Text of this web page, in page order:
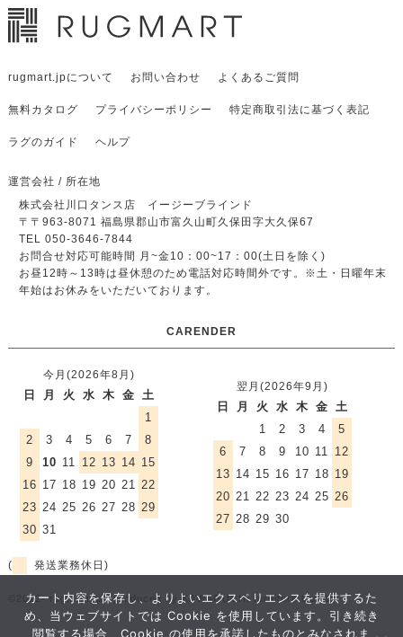
rugmart.jpについて お問い合わせ よくあるご質問
無料カタログ プライバシーポリシー 特定商取引法に基づく表記
ラグのガイド ヘルプ
運営会社 / 所在地
株式会社川口タンス店 イージーブラインド
〒 〒963-8071 福島県郡山市富久山町久保田字大久保67
TEL 050-3646-7844
お問合せ対応可能時間 月~金10：00~17：00(土日を除く)
お昼12時～13時は昼休憩のため電話対応時間外です。 ※土・日曜年末
年始はお休みをいただいております。
CARENDER
今月(2026年8月)
日 月 火 水 木 金 土
1
2
3 4 5 6 7
8
9
10 11 12 13 14 15
16 17 18 19 20 21 22
23 24 25 26 27 28 29
30 31
翌月(2026年9月)
日 月 火 水 木 金
土
1
2 3 4
5
6
7 8 9 10 11
12
13 14 15 16 17 18 19
20 21 22 23 24 25 26
27 28 29 30
( 発送業務休日)
©2012- rugmart.jp / produced by KAWAGUCHI furniture Co.,ltd.
カート内容を保存し、よりよいエクスペリエンスを提供するた
め、当ウェブサイトでは Cookie を使用しています。引き続き
閲覧する場合、Cookie の使用を承諾したものとみなされま